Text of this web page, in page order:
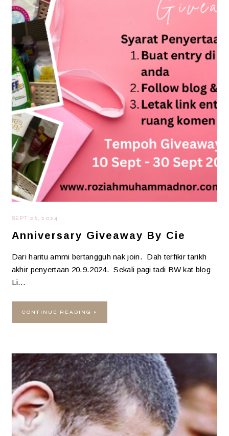
SEPT 26, 2024
Anniversary Giveaway By Cie
Dari haritu ammi bertangguh nak join. Dah terfikir tarikh
akhir penyertaan 20.9.2024. Sekali pagi tadi BW kat blog
Li…
CONTINUE READING »